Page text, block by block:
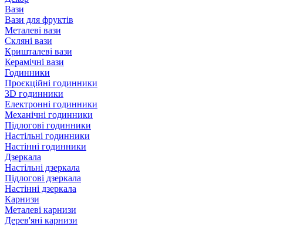
Вази
Вази для фруктів
Металеві вази
Скляні вази
Кришталеві вази
Керамічні вази
Годинники
Проєкційні годинники
3D годинники
Електронні годинники
Механічні годинники
Підлогові годинники
Настільні годинники
Настінні годинники
Дзеркала
Настільні дзеркала
Підлогові дзеркала
Настінні дзеркала
Карнизи
Металеві карнизи
Дерев'яні карнизи